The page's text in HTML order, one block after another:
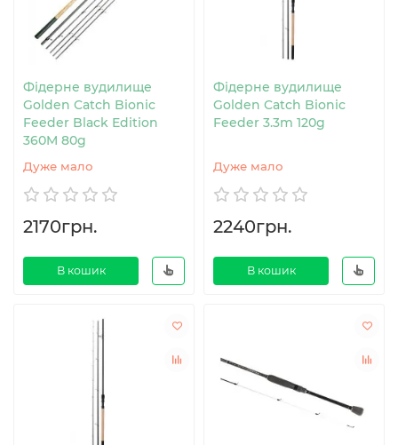
Фідерне вудилище
Golden Catch Bionic
Feeder Black Edition
360M 80g
Дуже мало
2170грн.
В кошик
Фідерне вудилище
Golden Catch Bionic
Feeder 3.3m 120g
Дуже мало
2240грн.
В кошик